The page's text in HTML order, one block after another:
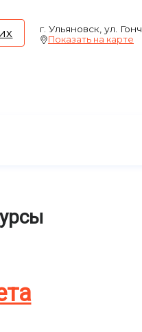
г. Ульяновск, ул.
Показать на карте